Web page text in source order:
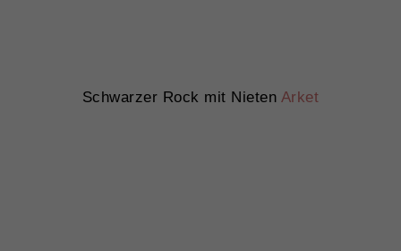
Schwarzer Rock mit Nieten Arket